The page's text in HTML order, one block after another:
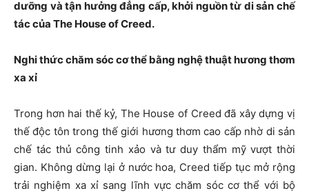
dưỡng và tận hưởng đẳng cấp, khởi nguồn từ di sản chế
tác của The House of Creed.
Nghi thức chăm sóc cơ thể bằng nghệ thuật hương thơm
xa xỉ
Trong hơn hai thế kỷ, The House of Creed đã xây dựng vị
thế độc tôn trong thế giới hương thơm cao cấp nhờ di sản
chế tác thủ công tinh xảo và tư duy thẩm mỹ vượt thời
gian. Không dừng lại ở nước hoa, Creed tiếp tục mở rộng
trải nghiệm xa xỉ sang lĩnh vực chăm sóc cơ thể với bộ